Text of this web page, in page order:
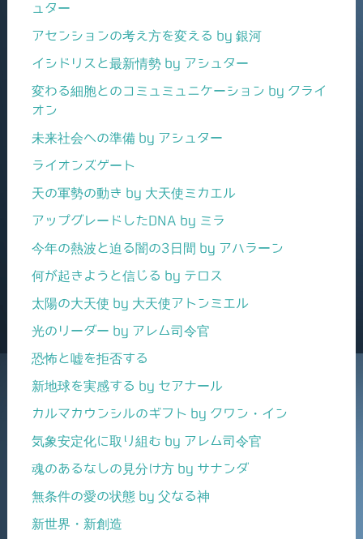
ュター
アセンションの考え方を変える by 銀河
イシドリスと最新情勢 by アシュター
変わる細胞とのコミュミュニケーション by クライ
オン
未来社会への準備 by アシュター
ライオンズゲート
天の軍勢の動き by 大天使ミカエル
アップグレードしたDNA by ミラ
今年の熱波と迫る闇の3日間 by アハラーン
何が起きようと信じる by テロス
太陽の大天使 by 大天使アトンミエル
光のリーダー by アレム司令官
恐怖と嘘を拒否する
新地球を実感する by セアナール
カルマカウンシルのギフト by クワン・イン
気象安定化に取り組む by アレム司令官
魂のあるなしの見分け方 by サナンダ
無条件の愛の状態 by 父なる神
新世界・新創造